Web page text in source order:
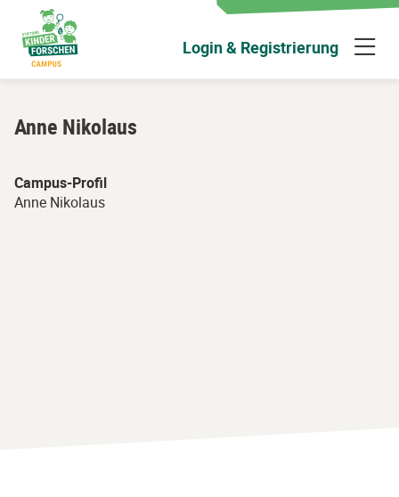
Hauptinhalt
wechseln
Login & Registrierung
Anne Nikolaus
Campus-Profil
Anne Nikolaus